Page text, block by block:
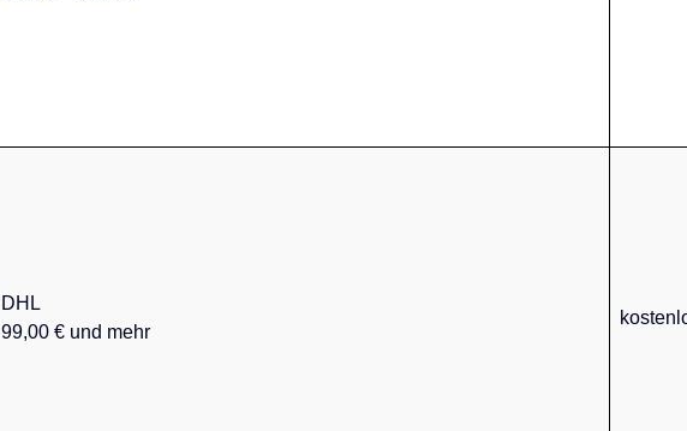
DHL
99,00 € und mehr